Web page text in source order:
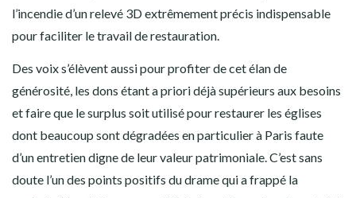
l’incendie d’un relevé 3D extrêmement précis indispensable
pour faciliter le travail de restauration.
Des voix s’élèvent aussi pour profiter de cet élan de
générosité, les dons étant a priori déjà supérieurs aux besoins
et faire que le surplus soit utilisé pour restaurer les églises
dont beaucoup sont dégradées en particulier à Paris faute
d’un entretien digne de leur valeur patrimoniale. C’est sans
doute l’un des points positifs du drame qui a frappé la